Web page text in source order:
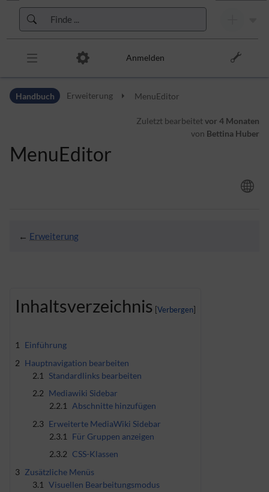
Zur Kopfleiste
Zur Hauptnavigation
Zu den Seitenwerkzeugen
Anmelden
Handbuch Erweiterung MenuEditor
Zuletzt bearbeitetvor 4 Monaten
von Bettina Huber
MenuEditor
← Erweiterung
Inhaltsverzeichnis
1
Einführung
2 Hauptnavigation bearbeiten
2.1
Standardlinks bearbeiten
2.2 Mediawiki Sidebar
2.2.1
Abschnitte hinzufügen
2.3 Erweiterte MediaWiki Sidebar
2.3.1
Für Gruppen anzeigen
2.3.2 CSS-Klassen
3 Zusätzliche Menüs
3.1 Visuellen Bearbeitungsmodus